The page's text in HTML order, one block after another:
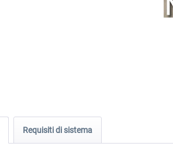
Requisiti di sistema